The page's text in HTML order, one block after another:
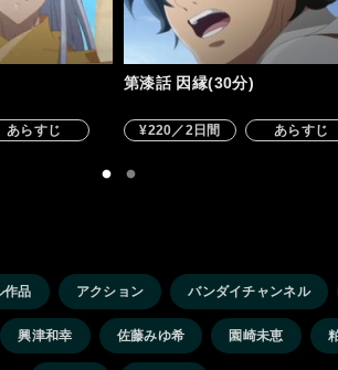
あらすじ
第漆話 因縁(30分)
¥220／2日間 あらすじ
作品 アクション バンダイチャンネル
興津和幸 佐藤みゆ希 園崎未恵